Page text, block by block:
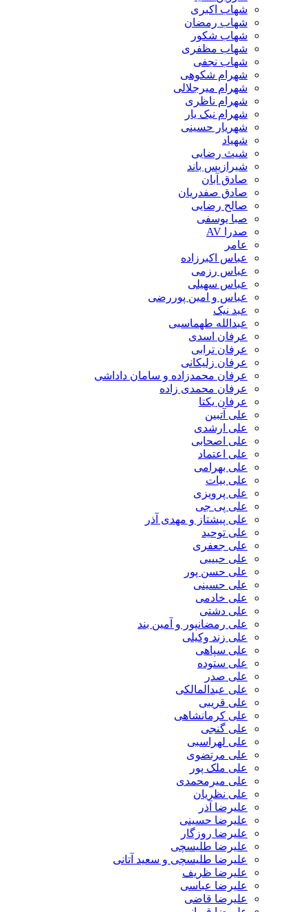
شهاب اکبری
شهاب رمضان
شهاب شکور
شهاب مظفری
شهاب نجفی
شهرام شکوهی
شهرام میرجلالی
شهرام ناظری
شهرام نیک یار
شهریار حسینی
شهیاد
شیث رضایی
شیرازیس باند
صادق آبان
صادق صفدریان
صالح رضایی
صبا یوسفی
صدرا AV
عامر
عباس اکبرزاده
عباس رزمی
عباس سهیلی
عباس و امین پوررضی
عبد نیک
عبدالله طهماسبی‎
عرفان اسدی
عرفان ترابی
عرفان زلیکانی
عرفان محمدزاده و سامان داداشی
عرفان محمدی زاده
عرفان یکتا
علی آتبین
علی ارشدی
علی اصحابی
علی اعتماد
علی بهرامی
علی بیات
علی پرویزی
علی پی جی
علی پیشتاز و مهدی آذر
علی توحید
علی جعفری
علی حبیبی
علی حسن پور
علی حسینی
علی خادمی
علی دشتی
علی رمضانپور و آمین بند
علی زند وکیلی
علی سپاهی
علی ستوده
علی صدر
علی عبدالمالکی
علی قریبی
علی کرمانشاهی
علی گنجی
علی لهراسبی
علی مرتضوی
علی ملک پور
علی میرمحمدی
علی نظریان
علیرضا آذر
علیرضا حسینی
علیرضا روزگار
علیرضا طلیسچی
علیرضا طلیسچی و سعید آتانی
علیرضا ظریف
علیرضا عباسی
علیرضا قاضی